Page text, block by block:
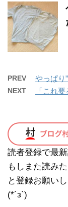
PREV やっぱり
NEXT 「これ
読者登録で最
もしまた読み
と登録お願い
(*´з`)